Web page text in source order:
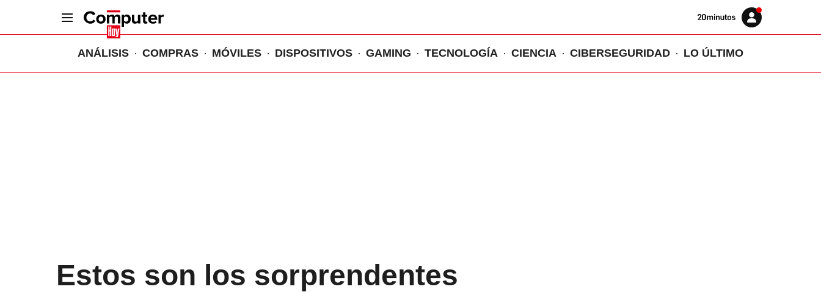
Volver
Iniciar
sesión
ANÁLISIS COMPRAS MÓVILES DISPOSITIVOS GAMING TECNOLOGÍA CIENCIA CIBERSEGURIDAD LO ÚLTIMO
Estos son los sorprendentes